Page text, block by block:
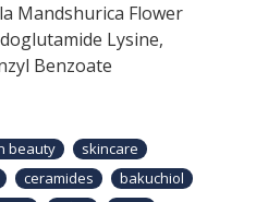
Mandshurica Flower
Lysine,
Benzoate
beauty
skincare
ceramides
bakuchiol